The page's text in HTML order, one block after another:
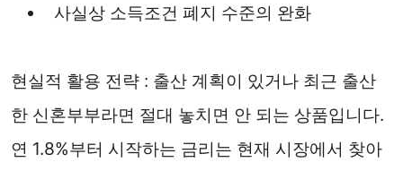
사실상 소득조건 폐지 수준의 완화
현실적 활용 전략 : 출산 계획이 있거나 최근 출산
한 신혼부부라면 절대 놓치면 안 되는 상품입니다.
연 1.8%부터 시작하는 금리는 현재 시장에서 찾아